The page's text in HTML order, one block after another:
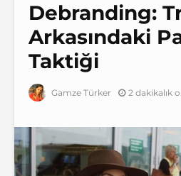
Debranding:
Arkasındaki
Taktiği
Gamze Türker 2 dakikalık